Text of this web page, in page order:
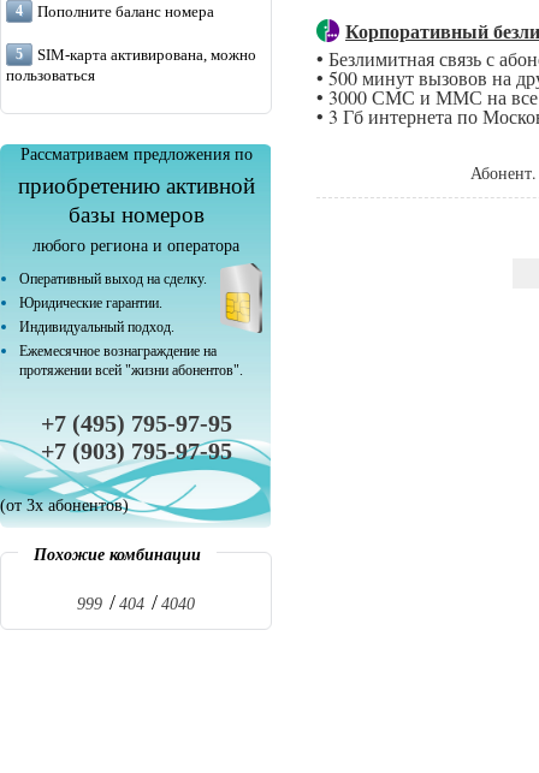
Пополните баланс номера
SIM-карта активирована, можно
пользоваться
Рассматриваем предложения по
приобретению активной
базы номеров
любого региона и оператора
Оперативный выход на сделку.
Юридические гарантии.
Индивидуальный подход.
Ежемесячное вознаграждение на
протяжении всей "жизни абонентов".
+7 (495) 795-97-95
+7 (903) 795-97-95
(от 3х абонентов)
Похожие комбинации
999 404 4040
Корпоративный
• Безлимитная связь с
• 500 минут вызовов на
• 3000 СМС и ММС на все
• 3 Гб интернета по